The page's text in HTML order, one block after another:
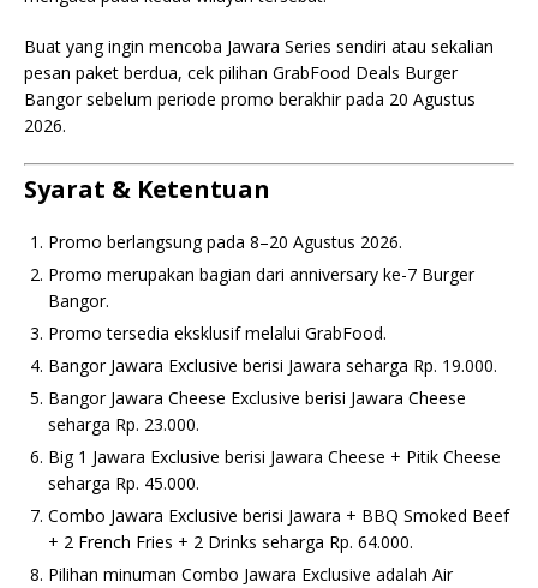
Buat yang ingin mencoba Jawara Series sendiri atau sekalian
pesan paket berdua, cek pilihan GrabFood Deals Burger
Bangor sebelum periode promo berakhir pada 20 Agustus
2026.
Syarat & Ketentuan
Promo berlangsung pada 8–20 Agustus 2026.
Promo merupakan bagian dari anniversary ke-7 Burger
Bangor.
Promo tersedia eksklusif melalui GrabFood.
Bangor Jawara Exclusive berisi Jawara seharga Rp. 19.000.
Bangor Jawara Cheese Exclusive berisi Jawara Cheese
seharga Rp. 23.000.
Big 1 Jawara Exclusive berisi Jawara Cheese + Pitik Cheese
seharga Rp. 45.000.
Combo Jawara Exclusive berisi Jawara + BBQ Smoked Beef
+ 2 French Fries + 2 Drinks seharga Rp. 64.000.
Pilihan minuman Combo Jawara Exclusive adalah Air